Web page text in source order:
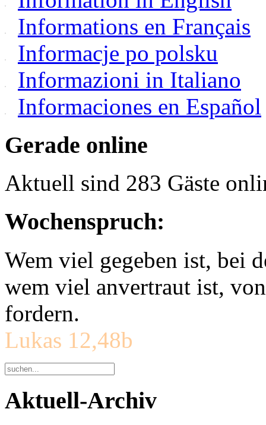
Informations en Français
Informacje po polsku
Informazioni in Italiano
Informaciones en Español
Gerade online
Aktuell sind 283 Gäste
Wochenspruch:
Wem viel gegeben ist, bei
wem viel anvertraut ist,
fordern.
Lukas 12,48b
Aktuell-Archiv